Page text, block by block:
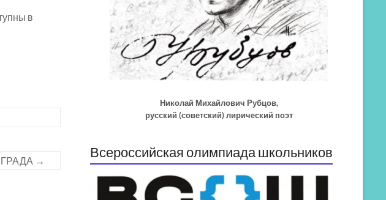
в
→
Николай Михайлович Рубцов,
русский (советский) лирический поэт
Всероссийская олимпиада школьников